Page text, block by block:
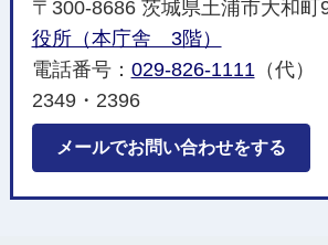
〒300-8686 茨城県土浦市大和町
役所（本庁舎 3階）
電話番号： 029-826-1111（代）
2349・2396
メールでお問い合わせをする